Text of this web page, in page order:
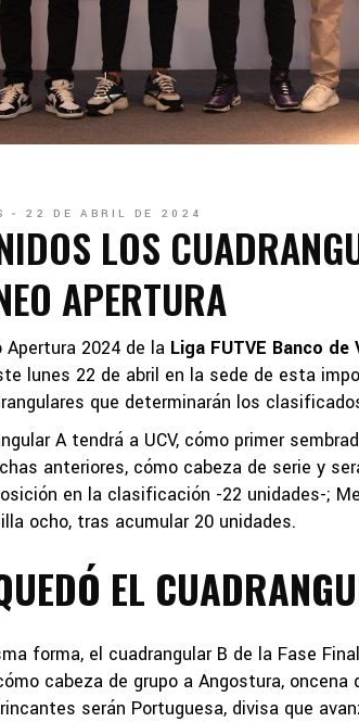
22 DE ABRIL DE 2024
LOS
APERTURA
Apertura 2024 de la Liga FUTVE Banco de
lunes 22 de abril en la sede de esta
que determinarán los
A tendrá a UCV, cómo primer
anteriores, cómo cabeza de serie y
en la clasificación -22 unidades-;
ocho, tras acumular 20 unidades.
EL
forma, el cuadrangular B de la Fase
cabeza de grupo a Angostura,
serán Portuguesa, divisa que